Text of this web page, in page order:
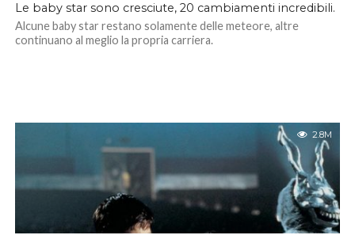
Le baby star sono cresciute, 20 cambiamenti incredibili.
Alcune baby star restano solamente delle meteore, altre
continuano al meglio la propria carriera.
2.8M